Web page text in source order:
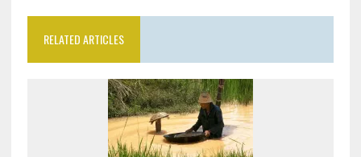
RELATED ARTICLES